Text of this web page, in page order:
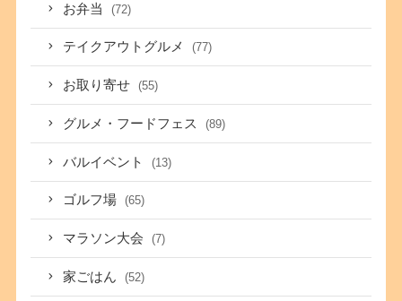
お弁当 (72)
テイクアウトグルメ (77)
お取り寄せ (55)
グルメ・フードフェス (89)
バルイベント (13)
ゴルフ場 (65)
マラソン大会 (7)
家ごはん (52)